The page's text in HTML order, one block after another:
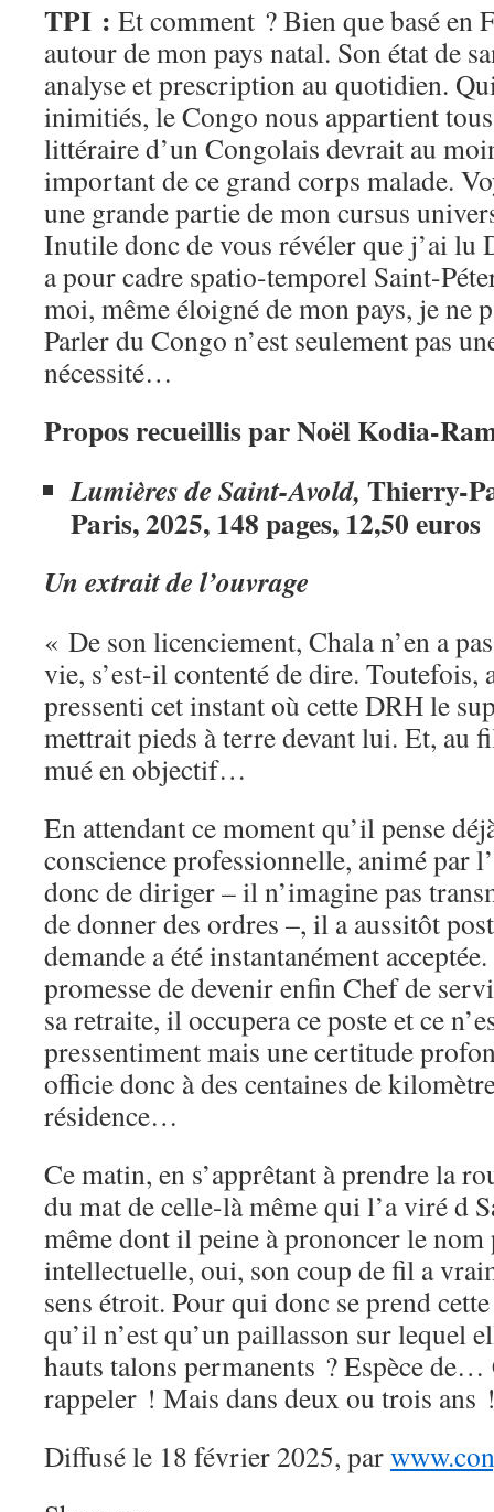
TPI : Et comment ? Bien que basé en
autour de mon pays natal. Son état de
analyse et prescription au quotidien.
inimitiés, le Congo nous appartient
littéraire d’un Congolais devrait au
important de ce grand corps malade.
une grande partie de mon cursus
Inutile donc de vous révéler que j’ai
a pour cadre spatio-temporel Saint-
moi, même éloigné de mon pays, je ne
Parler du Congo n’est seulement pas
nécessité…
Propos recueillis par Noël Kodia-
Lumières de Saint-Avold, Thierry-
Paris, 2025, 148 pages, 12,50 euros
Un extrait de l’ouvrage
« De son licenciement, Chala n’en a
vie, s’est-il contenté de dire. Toutefois,
pressenti cet instant où cette DRH le
mettrait pieds à terre devant lui. Et, au
mué en objectif…
En attendant ce moment qu’il pense
conscience professionnelle, animé par
donc de diriger – il n’imagine pas
de donner des ordres –, il a aussitôt
demande a été instantanément
promesse de devenir enfin Chef de
sa retraite, il occupera ce poste et ce
pressentiment mais une certitude
officie donc à des centaines de
résidence…
Ce matin, en s’apprêtant à prendre la
du mat de celle-là même qui l’a viré d
même dont il peine à prononcer le nom
intellectuelle, oui, son coup de fil a
sens étroit. Pour qui donc se prend
qu’il n’est qu’un paillasson sur lequel
hauts talons permanents ? Espèce
rappeler ! Mais dans deux ou trois ans
Diffusé le 18 février 2025, par